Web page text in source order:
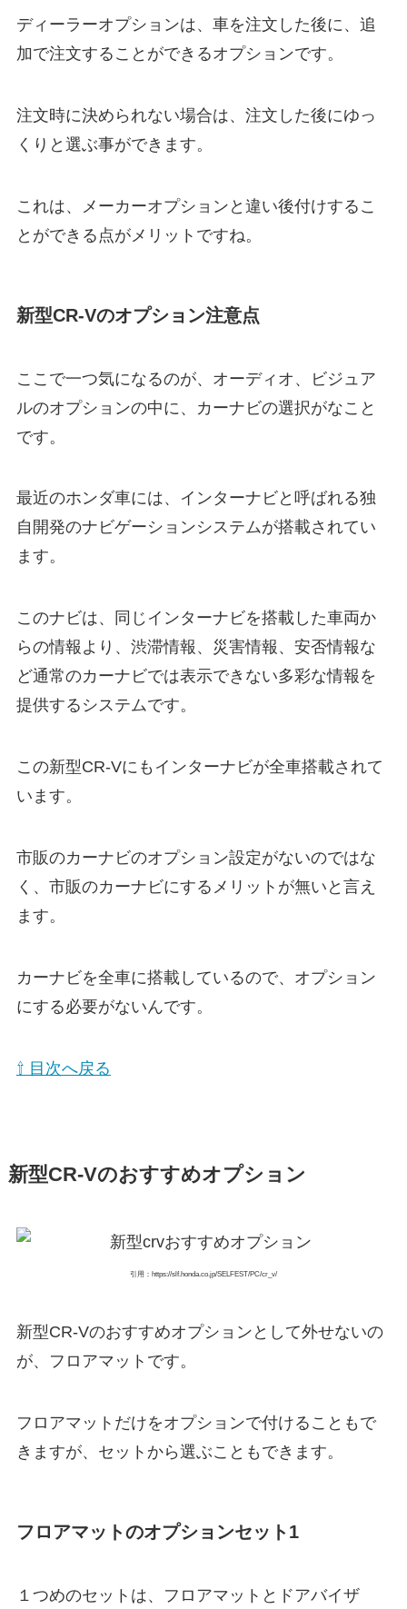
ディーラーオプションは、車を注文した後に、追
加で注文することができるオプションです。
注文時に決められない場合は、注文した後にゆっ
くりと選ぶ事ができます。
これは、メーカーオプションと違い後付けするこ
とができる点がメリットですね。
新型CR-Vのオプション注意点
ここで一つ気になるのが、オーディオ、ビジュア
ルのオプションの中に、カーナビの選択がなこと
です。
最近のホンダ車には、インターナビと呼ばれる独
自開発のナビゲーションシステムが搭載されてい
ます。
このナビは、同じインターナビを搭載した車両か
らの情報より、渋滞情報、災害情報、安否情報な
ど通常のカーナビでは表示できない多彩な情報を
提供するシステムです。
この新型CR-Vにもインターナビが全車搭載されて
います。
市販のカーナビのオプション設定がないのではな
く、市販のカーナビにするメリットが無いと言え
ます。
カーナビを全車に搭載しているので、オプション
にする必要がないんです。
⇧ 目次へ戻る
新型CR-Vのおすすめオプション
引用：https://slf.honda.co.jp/SELFEST/PC/cr_v/
新型CR-Vのおすすめオプションとして外せないの
が、フロアマットです。
フロアマットだけをオプションで付けることもで
きますが、セットから選ぶこともできます。
フロアマットのオプションセット1
１つめのセットは、フロアマットとドアバイザ